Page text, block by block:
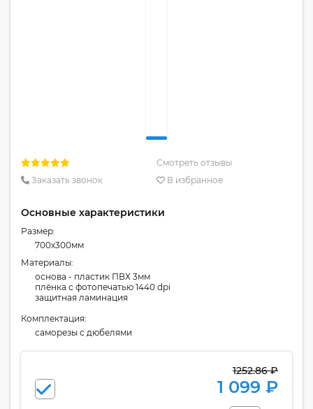
Смотреть отзывы
Заказать звонок
В избранное
Основные характеристики
Размер:
700x300мм
Материалы:
основа - пластик ПВХ 3мм
плёнка с фотопечатью 1440 dpi
защитная ламинация
Комплектация:
cаморезы с дюбелями
1252.86 ₽
1 099 ₽